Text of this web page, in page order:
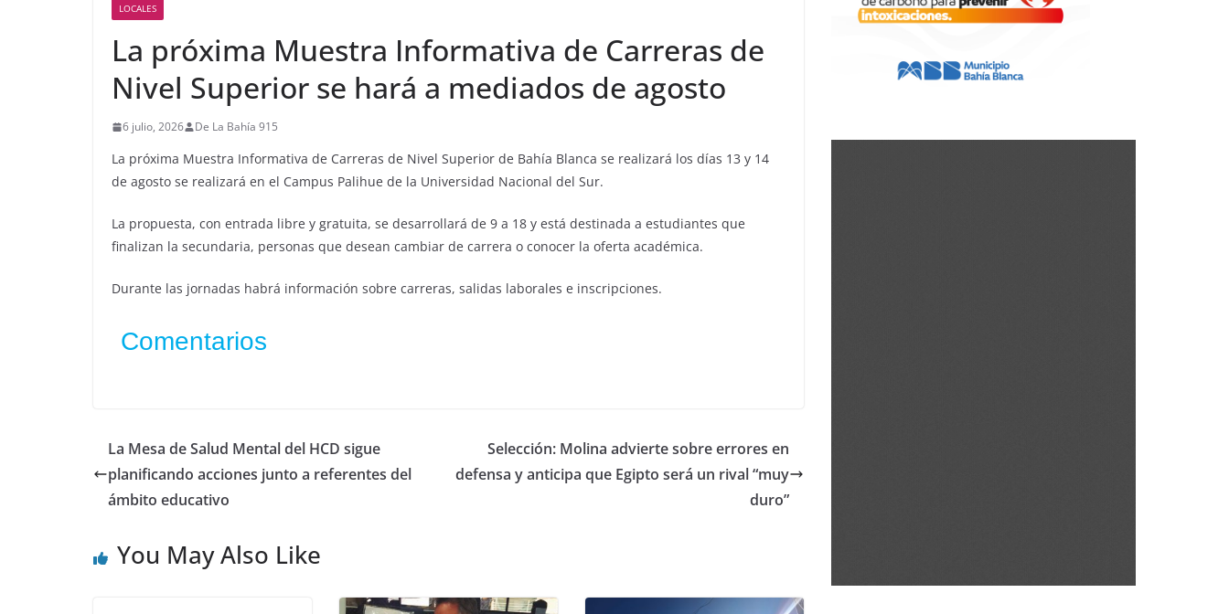
LOCALES
La próxima Muestra Informativa de Carreras de
Nivel Superior se hará a mediados de agosto
6 julio, 2026 De La Bahía 915
La próxima Muestra Informativa de Carreras de Nivel Superior de Bahía Blanca se realizará los días 13 y 14
de agosto se realizará en el Campus Palihue de la Universidad Nacional del Sur.
La propuesta, con entrada libre y gratuita, se desarrollará de 9 a 18 y está destinada a estudiantes que
finalizan la secundaria, personas que desean cambiar de carrera o conocer la oferta académica.
Durante las jornadas habrá información sobre carreras, salidas laborales e inscripciones.
Comentarios
La Mesa de Salud Mental del HCD sigue
planificando acciones junto a referentes del
ámbito educativo
Selección: Molina advierte sobre errores en
defensa y anticipa que Egipto será un rival “muy
duro”
You May Also Like